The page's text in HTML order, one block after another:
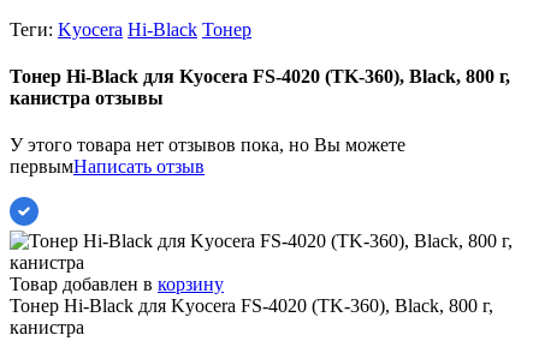
Теги: Kyocera Hi-Black Тонер
Тонер Hi-Black для Kyocera FS-4020 (TK-360), Black, 800 г,
канистра отзывы
У этого товара нет отзывов пока, но Вы можете
первымНаписать отзыв
Товар добавлен в корзину
Тонер Hi-Black для Kyocera FS-4020 (TK-360), Black, 800 г,
канистра